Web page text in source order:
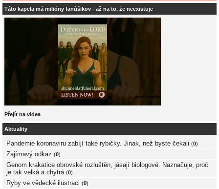
Táto kapela má milióny fanúšikov - až na to, že neexistuje
Přejít na videa
Aktuality
Pandemie koronaviru zabíjí také rybičky. Jinak, než byste čekali (0)
Zajímavý odkaz (0)
Genom krakatice obrovské rozluštěn, jásají biologové. Naznačuje, proč
je tak velká a chytrá (0)
Ryby ve vědecké ilustraci (0)